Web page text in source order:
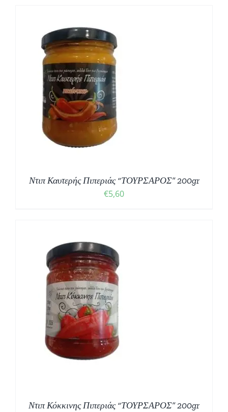
Ντιπ Καυτερής Πιπεριάς “ΤΟΥΡΣΑΡΟΣ” 200gr
€5,60
Ντιπ Κόκκινης Πιπεριάς “ΤΟΥΡΣΑΡΟΣ” 200gr